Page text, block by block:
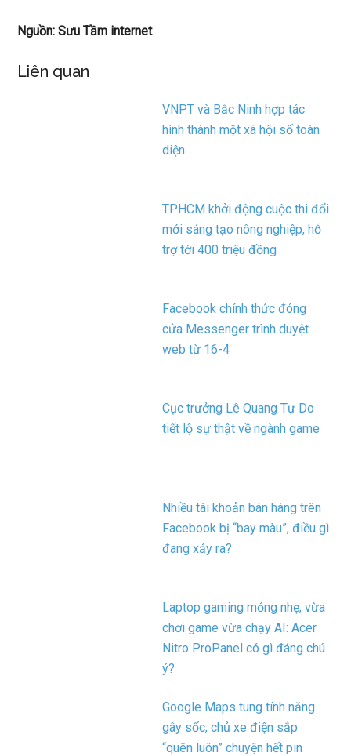
Nguồn: Sưu Tầm internet
Liên quan
VNPT và Bắc Ninh hợp tác
hình thành một xã hội số toàn
diện
TPHCM khởi động cuộc thi đổi
mới sáng tạo nông nghiệp, hỗ
trợ tới 400 triệu đồng
Facebook chính thức đóng
cửa Messenger trình duyệt
web từ 16-4
Cục trưởng Lê Quang Tự Do
tiết lộ sự thật về ngành game
Nhiều tài khoản bán hàng trên
Facebook bị “bay màu”, điều gì
đang xảy ra?
Laptop gaming mỏng nhẹ, vừa
chơi game vừa chạy AI: Acer
Nitro ProPanel có gì đáng chú
ý?
Google Maps tung tính năng
gây sốc, chủ xe điện sắp
“quên luôn” chuyện hết pin